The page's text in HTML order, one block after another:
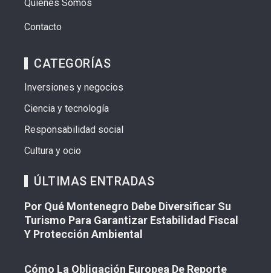
Quiénes Somos
Contacto
CATEGORÍAS
Inversiones y negocios
Ciencia y tecnología
Responsabilidad social
Cultura y ocio
ÚLTIMAS ENTRADAS
Por Qué Montenegro Debe Diversificar Su
Turismo Para Garantizar Estabilidad Fiscal
Y Protección Ambiental
Cómo La Obligación Europea De Reporte